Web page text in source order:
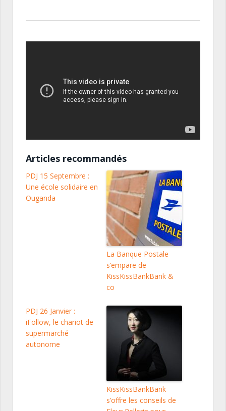
Articles recommandés
PDJ 15 Septembre :
Une école solidaire en
Ouganda
La Banque Postale
s’empare de
KissKissBankBank &
co
PDJ 26 Janvier :
iFollow, le chariot de
supermarché
autonome
KissKissBankBank
s’offre les conseils de